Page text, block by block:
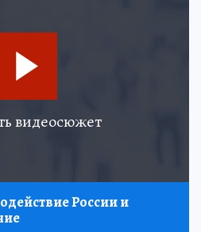
видеосюжет
России и